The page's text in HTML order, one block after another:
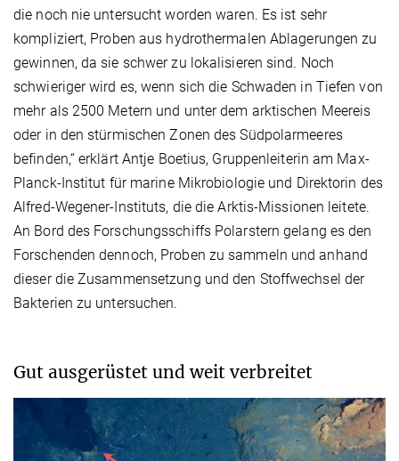
die noch nie untersucht worden waren. Es ist sehr
kompliziert, Proben aus hydrothermalen Ablagerungen zu
gewinnen, da sie schwer zu lokalisieren sind. Noch
schwieriger wird es, wenn sich die Schwaden in Tiefen von
mehr als 2500 Metern und unter dem arktischen Meereis
oder in den stürmischen Zonen des Südpolarmeeres
befinden,“ erklärt Antje Boetius, Gruppenleiterin am Max-
Planck-Institut für marine Mikrobiologie und Direktorin des
Alfred-Wegener-Instituts, die die Arktis-Missionen leitete.
An Bord des Forschungsschiffs Polarstern gelang es den
Forschenden dennoch, Proben zu sammeln und anhand
dieser die Zusammensetzung und den Stoffwechsel der
Bakterien zu untersuchen.
Gut ausgerüstet und weit verbreitet